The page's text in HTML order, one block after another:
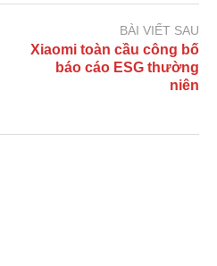
BÀI VIẾT SAU
Xiaomi toàn cầu công bố
báo cáo ESG thường
niên